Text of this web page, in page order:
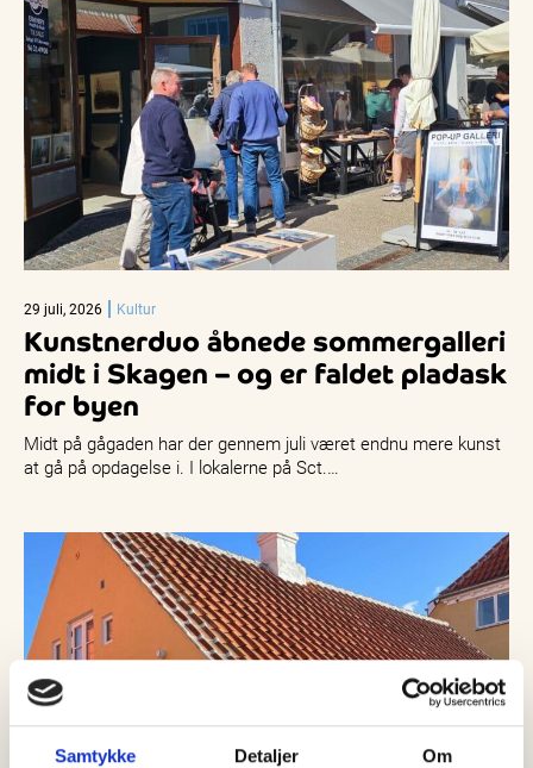
Samtykke Detaljer Om
29 juli, 2026 Kultur
Kunstnerduo åbnede sommergalleri
midt i Skagen – og er faldet pladask
for byen
Midt på gågaden har der gennem juli været endnu mere kunst
at gå på opdagelse i. I lokalerne på Sct.…